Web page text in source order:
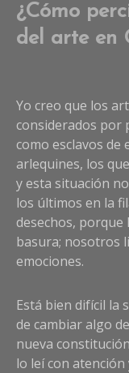
¿Cómo
del arte en
Yo creo que los
considerados por
como esclavos
arlequines, los
y esta situación
los últimos en la
desechos, porque
basura; nosotros
emociones.
Está bien difícil la
de cambiar algo
nueva
lo leí con